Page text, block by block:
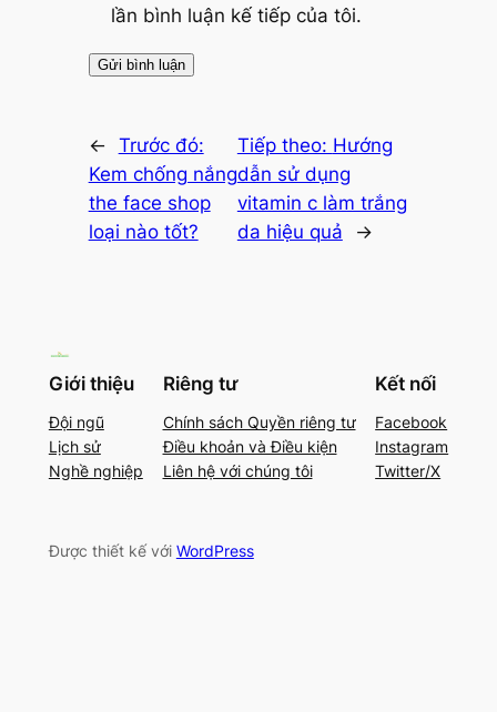
lần bình luận kế tiếp của tôi.
← Trước đó:
Kem chống nắng
the face shop
loại nào tốt?
Tiếp theo: Hướng
dẫn sử dụng
vitamin c làm trắng
da hiệu quả
→
Giới thiệu
Đội ngũ
Lịch sử
Nghề nghiệp
Riêng tư
Chính sách Quyền riêng tư
Điều khoản và Điều kiện
Liên hệ với chúng tôi
Kết nối
Facebook
Instagram
Twitter/X
Được thiết kế với WordPress